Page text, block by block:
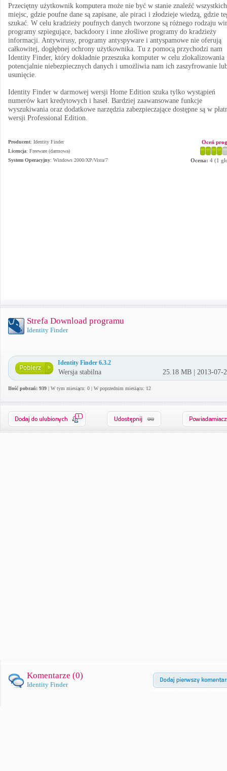
Przeciętny użytkownik komputera może nie być w stanie znaleźć wszystkich
miejsc, gdzie poufne dane są zapisane, ale piraci i złodzieje wiedzą, gdzie
szukać. W celu kradzieży poufnych danych tworzone są różnego rodzaju
programy szpiegujące, backdoory i inne złośliwe programy do kradzieży
informacji. Antywirusy, programy antyspyware i antyspamowe nie oferują
całkowitej, dogłębnej ochrony użytkownika. Tu z pomocą przychodzi nam
Identity Finder, który dokładnie przeszuka komputer w celu zlokalizowania
potencjalnie niebezpiecznych danych i umożliwia nam ich zaszyfrowanie
usunięcie.
Identity Finder w darmowej wersji Home Edition szuka tylko wystąpień
numerów kart kredytowych i haseł. Bardziej zaawansowane funkcje
wyszukiwania oraz dodatkowe narzędzia zabezpieczające dostępne są w
wersji Professional Edition.
Producent: Identity Finder
Licencja: Freeware (darmowa)
System Operacyjny: Windows 2000/XP/Vista/7
Oceń
Ocena: 4 (1
Strefa Download programu
Identity Finder
Identity Finder 6.3.2
Wersja stabilna 25.18 MB | 2013-07-
Ilość pobrań: 939 | W tym miesiącu: 0 | W poprzednim miesiącu: 12
1
Komentarze (0)
Identity Finder